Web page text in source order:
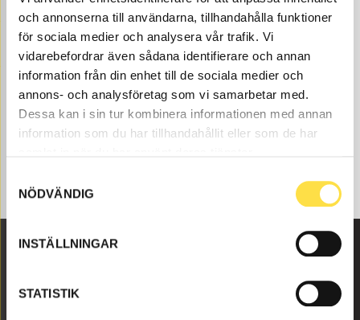
och annonserna till användarna, tillhandahålla funktioner
för sociala medier och analysera vår trafik. Vi
vidarebefordrar även sådana identifierare och annan
information från din enhet till de sociala medier och
annons- och analysföretag som vi samarbetar med.
Dessa kan i sin tur kombinera informationen med annan
information som du har tillhandahållit eller som de har
NÖDVÄNDIG
INSTÄLLNINGAR
STATISTIK
alla Volvo Entreprenadmaskiner och reservdelar som
till redskap som passar till Volvo hjullastare 4500.